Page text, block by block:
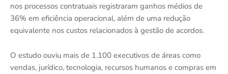
nos processos contratuais registraram ganhos médios de
36% em eficiência operacional, além de uma redução
equivalente nos custos relacionados à gestão de acordos.
O estudo ouviu mais de 1.100 executivos de áreas como
vendas, jurídico, tecnologia, recursos humanos e compras em